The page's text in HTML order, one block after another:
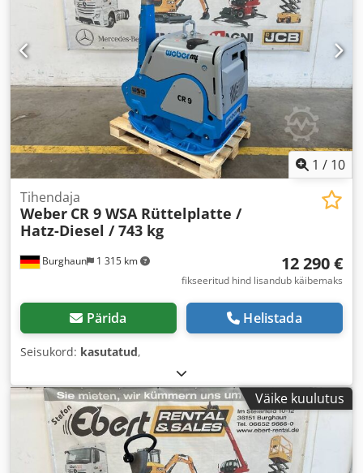
1 / 10
Burghaun 1 315 km
Tihendaja
Weber CR 9 WSA Rüttelplatte /
Hatz-Diesel / 743 kg
12 290 €
fikseeritud hind lisandub käibemaks
Pärida Helistada
Seisukord: kasutatud,
Väike kuulutus